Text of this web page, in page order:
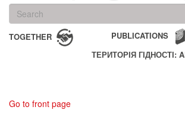
Search
form
Search
TOGETHER
PUBLICATIONS
ТЕРИТОРІЯ ГІДНОСТІ:
Go to front page